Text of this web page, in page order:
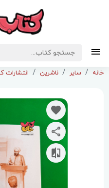
خانه سایر ناشرین انتشارات کتابک